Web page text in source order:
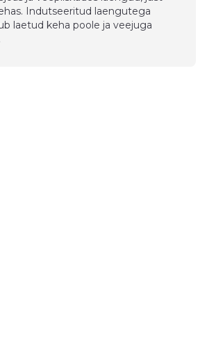
Indutseeritud laengutega
laetud keha poole ja veejuga